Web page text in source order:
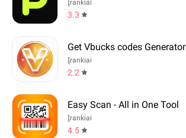
Įrankiai
3.3
Get Vbucks codes Generator
Įrankiai
2.2
Easy Scan - All in One Tool
Įrankiai
4.5